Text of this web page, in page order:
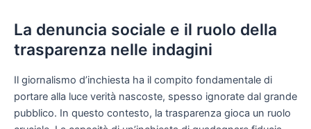
La denuncia sociale e il ruolo della
trasparenza nelle indagini
Il giornalismo d’inchiesta ha il compito fondamentale di
portare alla luce verità nascoste, spesso ignorate dal grande
pubblico. In questo contesto, la trasparenza gioca un ruolo